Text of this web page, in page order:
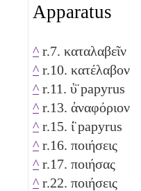
Apparatus
^ r.7. καταλαβεῖν
^ r.10. κατέλαβον
^ r.11. ὑ̈ papyrus
^ r.13. ἀναφόριον
^ r.15. ί̈ papyrus
^ r.16. ποιήσεις
^ r.17. ποιήσας
^ r.22. ποιήσεις